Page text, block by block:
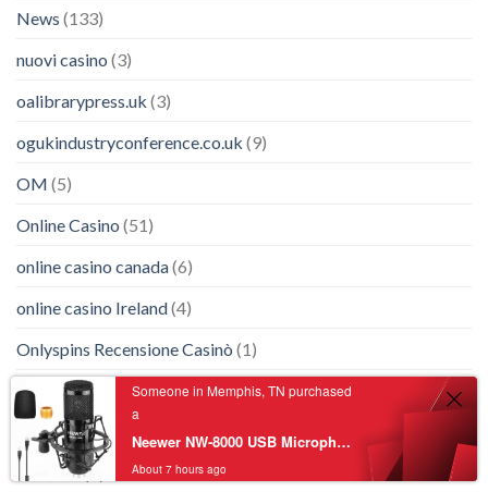
News (133)
nuovi casino (3)
oalibrarypress.uk (3)
ogukindustryconference.co.uk (9)
OM (5)
Online Casino (51)
online casino canada(6)
online casino Ireland(4)
Onlyspins Recensione Casinò (1)
Our Partners
(7)
ozempic(3)
Partners(2)
Someone in Memphis, TN purchased
a
Neewer NW-8000 USB Microphone Supercardioid Condenser Mic with Shock Mount for Singing, Vlog, Podcast, Live Streaming, Plug&Play
About 7 hours ago